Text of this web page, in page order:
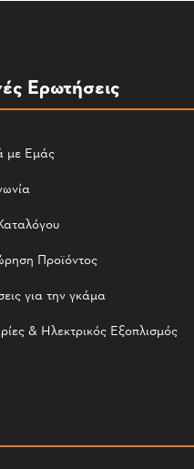
Ερωτήσεις
με Εμάς
Προϊόντος
για την γκάμα
& Ηλεκτρικός Εξοπλισμός